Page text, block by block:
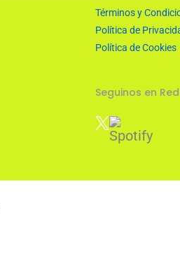
Términos y
Política de
Política de Cookies
Seguinos en